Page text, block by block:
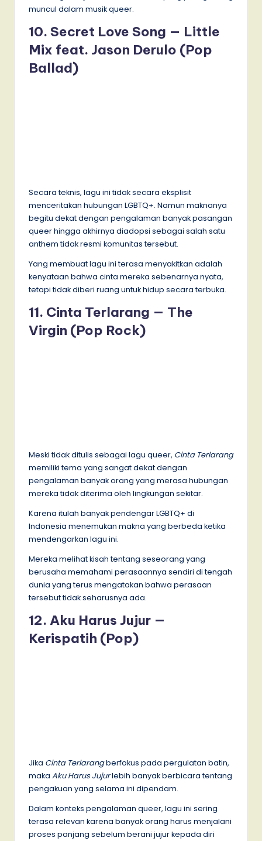
muncul dalam musik queer.
10. Secret Love Song — Little
Mix feat. Jason Derulo (Pop
Ballad)
Secara teknis, lagu ini tidak secara eksplisit
menceritakan hubungan LGBTQ+. Namun maknanya
begitu dekat dengan pengalaman banyak pasangan
queer hingga akhirnya diadopsi sebagai salah satu
anthem tidak resmi komunitas tersebut.
Yang membuat lagu ini terasa menyakitkan adalah
kenyataan bahwa cinta mereka sebenarnya nyata,
tetapi tidak diberi ruang untuk hidup secara terbuka.
11. Cinta Terlarang — The
Virgin (Pop Rock)
Meski tidak ditulis sebagai lagu queer, Cinta Terlarang
memiliki tema yang sangat dekat dengan
pengalaman banyak orang yang merasa hubungan
mereka tidak diterima oleh lingkungan sekitar.
Karena itulah banyak pendengar LGBTQ+ di
Indonesia menemukan makna yang berbeda ketika
mendengarkan lagu ini.
Mereka melihat kisah tentang seseorang yang
berusaha memahami perasaannya sendiri di tengah
dunia yang terus mengatakan bahwa perasaan
tersebut tidak seharusnya ada.
12. Aku Harus Jujur —
Kerispatih (Pop)
Jika Cinta Terlarangberfokus pada pergulatan batin,
maka Aku Harus Jujurlebih banyak berbicara tentang
pengakuan yang selama ini dipendam.
Dalam konteks pengalaman queer, lagu ini sering
terasa relevan karena banyak orang harus menjalani
proses panjang sebelum berani jujur kepada diri